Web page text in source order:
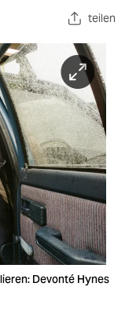
teilen
Devonté Hynes